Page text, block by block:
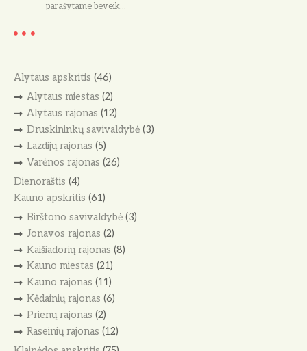
parašytame beveik…
Alytaus apskritis (46)
Alytaus miestas (2)
Alytaus rajonas (12)
Druskininkų savivaldybė(3)
Lazdijų rajonas (5)
Varėnos rajonas (26)
Dienoraštis (4)
Kauno apskritis (61)
Birštono savivaldybė(3)
Jonavos rajonas (2)
Kaišiadorių rajonas (8)
Kauno miestas (21)
Kauno rajonas (11)
Kėdainių rajonas (6)
Prienų rajonas (2)
Raseinių rajonas (12)